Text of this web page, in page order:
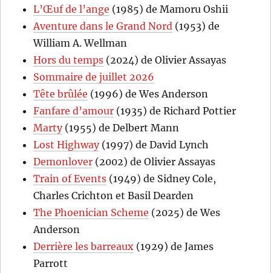
L’Œuf de l’ange (1985) de Mamoru Oshii
Aventure dans le Grand Nord (1953) de
William A. Wellman
Hors du temps (2024) de Olivier Assayas
Sommaire de juillet 2026
Tête brûlée (1996) de Wes Anderson
Fanfare d’amour (1935) de Richard Pottier
Marty(1955) de Delbert Mann
Lost Highway(1997) de David Lynch
Demonlover (2002) de Olivier Assayas
Train of Events (1949) de Sidney Cole,
Charles Crichton et Basil Dearden
The Phoenician Scheme (2025) de Wes
Anderson
Derrière les barreaux (1929) de James
Parrott